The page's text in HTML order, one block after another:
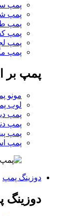
پمپ
پمپ
پمپ
پمپ
پمپ
پمپ
پمپ بر
مونو
لوب
پمپ
پمپ
پمپ
پمپ
دوزینگ پمپ
دوزینگ